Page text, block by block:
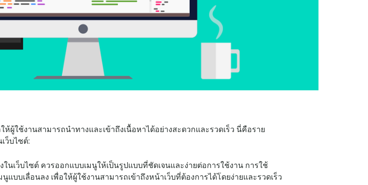
ผู้ใช้งานสามารถนำทางและเข้าถึงเนื้อหาได้อย่างสะดวกและรวดเร็ว นี่คือราย
ว็บไซต์:
นเว็บไซต์ ควรออกแบบเมนูให้เป็นรูปแบบที่ชัดเจนและง่ายต่อการใช้งาน การใช้
บบเลื่อนลง เพื่อให้ผู้ใช้งานสามารถเข้าถึงหน้าเว็บที่ต้องการได้โดยง่ายและรวดเร็ว